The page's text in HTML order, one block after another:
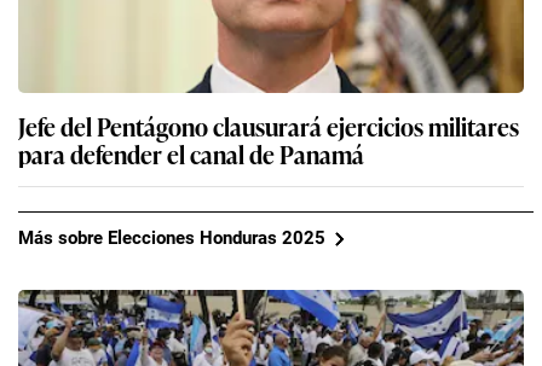
Jefe del Pentágono clausurará ejercicios militares
para defender el canal de Panamá
Más sobre Elecciones Honduras 2025